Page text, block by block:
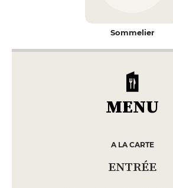
Sommelier
MENU
A LA CARTE
ENTRÉE